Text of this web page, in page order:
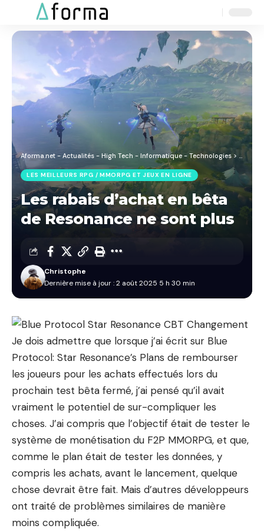
Resizer
Aforma.net - Actualités - High Tech - Informatique - Technologies > Blog
LES MEILLEURS RPG / MMORPG ET JEUX EN LIGNE
Les rabais d’achat en bêta
de Resonance ne sont plus
Dernière mise à jour : 2 août 2025 5 h 30 min
Christophe
Je dois admettre que lorsque j’ai écrit sur Blue
Protocol: Star Resonance’s Plans de rembourser
les joueurs pour les achats effectués lors du
prochain test bêta fermé, j’ai pensé qu’il avait
vraiment le potentiel de sur-compliquer les
choses. J’ai compris que l’objectif était de tester le
système de monétisation du F2P MMORPG, et que,
comme le plan était de tester les données, y
compris les achats, avant le lancement, quelque
chose devrait être fait. Mais d’autres développeurs
ont traité de problèmes similaires de manière
moins compliquée.